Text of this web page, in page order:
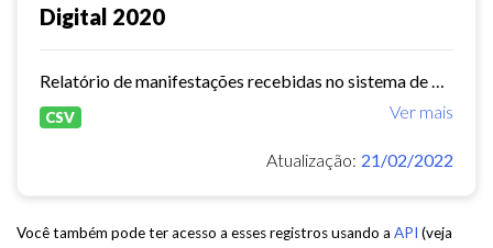
Digital 2020
Ver mais
CSV
Atualização: 21/02/2022
Você também pode ter acesso a esses registros usando a API (veja